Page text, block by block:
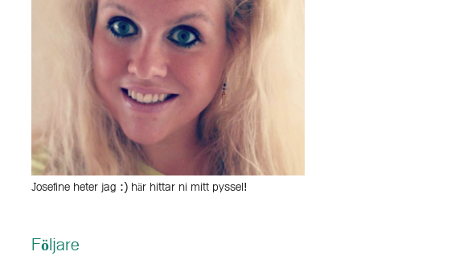
Josefine heter jag :) här hittar ni mitt pyssel!
Följare